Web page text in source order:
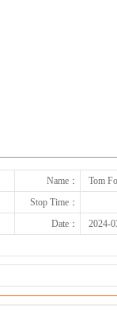
Name：
Tom
Stop Time：
Date：
2024-